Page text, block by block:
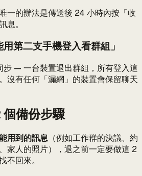
一的辦法是傳送後 24 小時內按「收
息。
第二支手機登入看群組」
步 — 一台裝置退出群組，所有登入這
沒有任何「漏網」的裝置會保留聊天
備份步驟
用到的訊息 （例如工作群的決議、約
家人的照片），退之前一定要做這 2
不回來。